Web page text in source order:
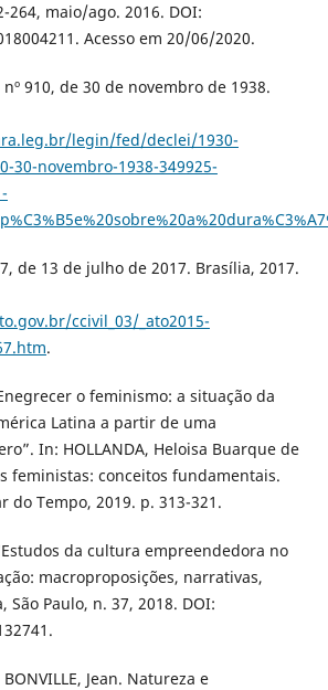
264, maio/ago. 2016. DOI:
Acesso em 20/06/2020.
nº 910, de 30 de novembro de 1938.
legin/fed/declei/1930-
30-novembro-1938-349925-
de 13 de julho de 2017. Brasília, 2017.
ccivil_03/_ato2015-
.
o feminismo: a situação da
Latina a partir de uma
In: HOLLANDA, Heloisa Buarque de
feministas: conceitos fundamentais.
do Tempo, 2019. p. 313-321.
da cultura empreendedora no
macroproposições, narrativas,
São Paulo, n. 37, 2018. DOI:
BONVILLE, Jean. Natureza e